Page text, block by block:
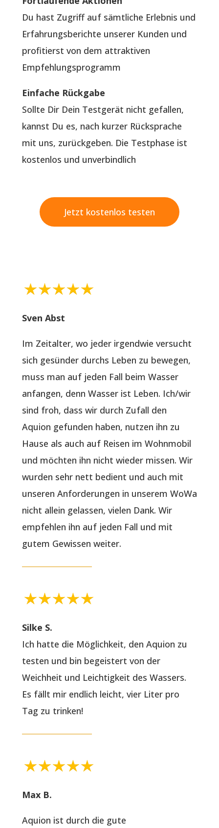
Du hast Zugriff auf sämtliche Erlebnis und
Erfahrungsberichte unserer Kunden und
profitierst von dem attraktiven
Empfehlungsprogramm
Einfache Rückgabe
Sollte Dir Dein Testgerät nicht gefallen,
kannst Du es, nach kurzer Rücksprache
mit uns, zurückgeben. Die Testphase ist
kostenlos und unverbindlich
Jetzt kostenlos testen
Sven Abst
Im Zeitalter, wo jeder irgendwie versucht
sich gesünder durchs Leben zu bewegen,
muss man auf jeden Fall beim Wasser
anfangen, denn Wasser ist Leben. Ich/wir
sind froh, dass wir durch Zufall den
Aquion gefunden haben, nutzen ihn zu
Hause als auch auf Reisen im Wohnmobil
und möchten ihn nicht wieder missen. Wir
wurden sehr nett bedient und auch mit
unseren Anforderungen in unserem WoWa
nicht allein gelassen, vielen Dank. Wir
empfehlen ihn auf jeden Fall und mit
gutem Gewissen weiter.
Silke S.
Ich hatte die Möglichkeit, den Aquion zu
testen und bin begeistert von der
Weichheit und Leichtigkeit des Wassers.
Es fällt mir endlich leicht, vier Liter pro
Tag zu trinken!
Max B.
Aquion ist durch die gute